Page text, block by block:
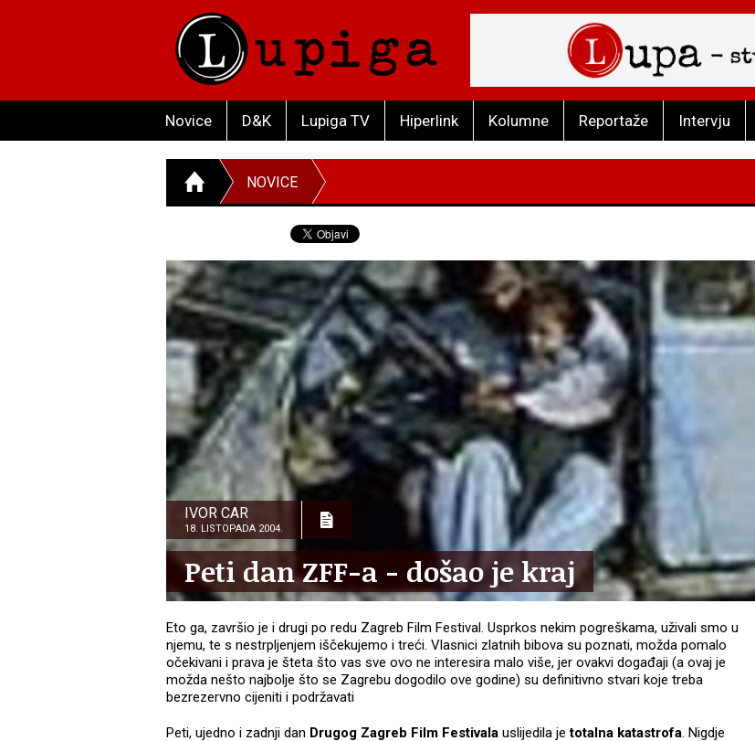
Novice D&K Lupiga TV Hiperlink Kolumne Reportaže Intervju
NOVICE
IVOR CAR
18. LISTOPADA 2004.
Peti dan ZFF-a - došao je kraj
Eto ga, završio je i drugi po redu Zagreb Film Festival. Usprkos nekim pogreškama, uživali smo u
njemu, te s nestrpljenjem iščekujemo i treći. Vlasnici zlatnih bibova su poznati, možda pomalo
očekivani i prava je šteta što vas sve ovo ne interesira malo više, jer ovakvi događaji (a ovaj je
možda nešto najbolje što se Zagrebu dogodilo ove godine) su definitivno stvari koje treba
bezrezervno cijeniti i podržavati
Peti, ujedno i zadnji dan Drugog Zagreb Film Festivala uslijedila jetotalna katastrofa. Nigdje